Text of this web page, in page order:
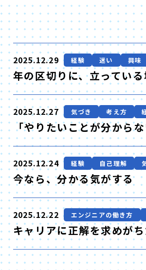
2025.12.29 経験 迷い 興味
年の区切りに、立ってい
2025.12.27 気づき 考え方
「やりたいことが分から
2025.12.24 経験 自己理解
今なら、分かる気がする
2025.12.22 エンジニアの働き方
キャリアに正解を求めがち